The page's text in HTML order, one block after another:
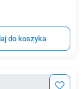
do koszyka